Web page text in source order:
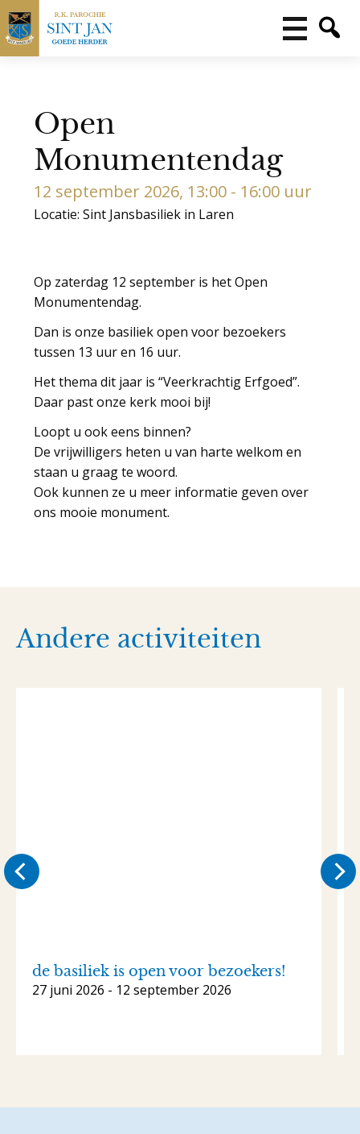
Open
Monumentendag
12 september 2026, 13:00 - 16:00 uur
Locatie: Sint Jansbasiliek in Laren
Op zaterdag 12 september is het Open
Monumentendag.
Dan is onze basiliek open voor bezoekers
tussen 13 uur en 16 uur.
Het thema dit jaar is “Veerkrachtig Erfgoed”.
Daar past onze kerk mooi bij!
Loopt u ook eens binnen?
De vrijwilligers heten u van harte welkom en
staan u graag te woord.
Ook kunnen ze u meer informatie geven over
ons mooie monument.
Andere activiteiten
de basiliek is open voor bezoekers!
27 juni 2026 - 12 september 2026